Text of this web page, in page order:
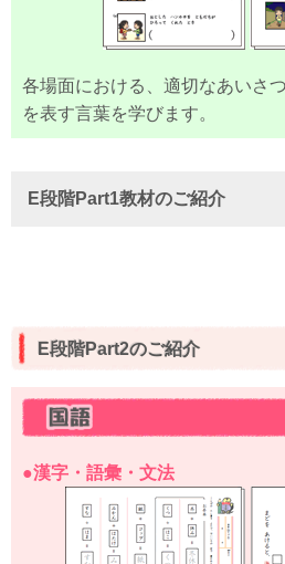
各場面における、適切なあいさ
を表す言葉を学びます。
E段階Part1教材のご紹介
E段階Part2のご紹介
●漢字・語彙・文法